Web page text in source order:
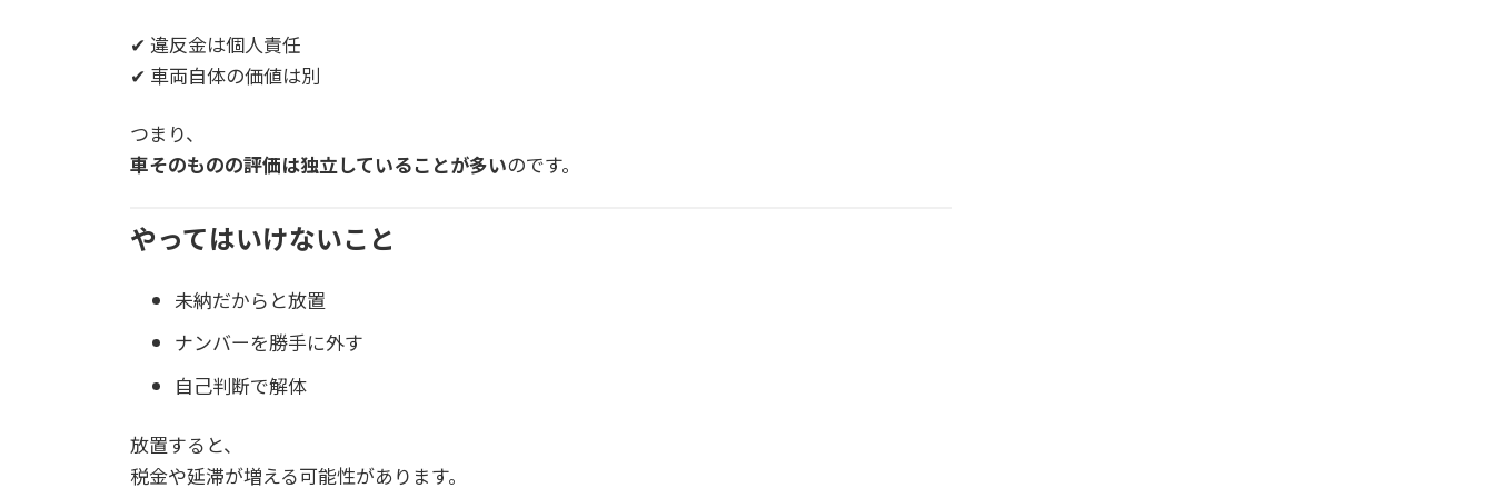
✔ 違反金は個人責任
✔ 車両自体の価値は別
つまり、
車そのものの評価は独立していることが多いのです。
やってはいけないこと
未納だからと放置
ナンバーを勝手に外す
自己判断で解体
放置すると、
税金や延滞が増える可能性があります。